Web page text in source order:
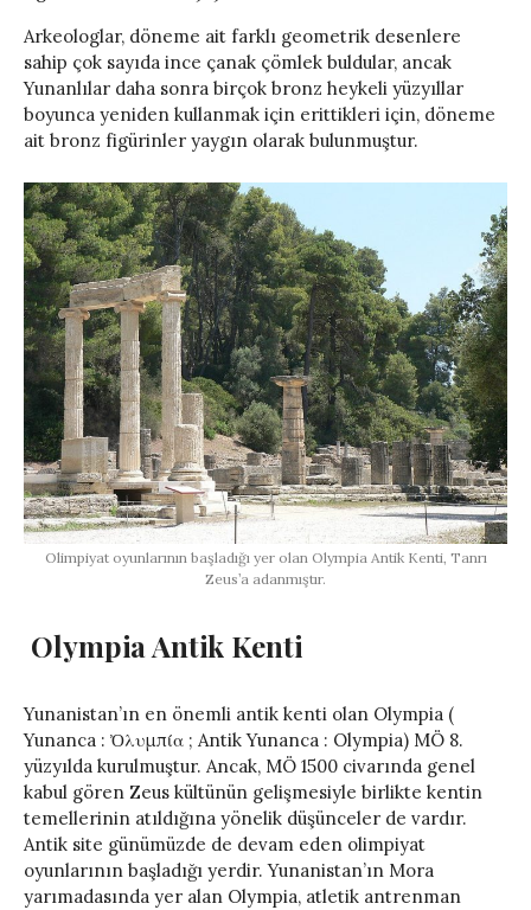
Arkeologlar, döneme ait farklı geometrik desenlere
sahip çok sayıda ince çanak çömlek buldular, ancak
Yunanlılar daha sonra birçok bronz heykeli yüzyıllar
boyunca yeniden kullanmak için erittikleri için, döneme
ait bronz figürinler yaygın olarak bulunmuştur.
Olimpiyat oyunlarının başladığı yer olan Olympia Antik Kenti, Tanrı
Zeus’a adanmıştır.
Olympia Antik Kenti
Yunanistan’ın en önemli antik kenti olan Olympia (
Yunanca : Ὀλυμπία ; Antik Yunanca : Olympia) MÖ 8.
yüzyılda kurulmuştur. Ancak, MÖ 1500 civarında genel
kabul gören Zeus kültünün gelişmesiyle birlikte kentin
temellerinin atıldığına yönelik düşünceler de vardır.
Antik site günümüzde de devam eden olimpiyat
oyunlarının başladığı yerdir. Yunanistan’ın Mora
yarımadasında yer alan Olympia, atletik antrenman